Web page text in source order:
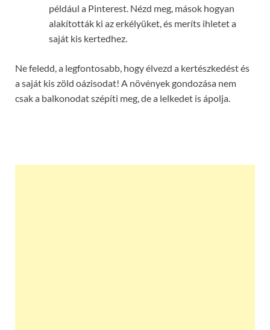
például a Pinterest. Nézd meg, mások hogyan
alakították ki az erkélyüket, és meríts ihletet a
saját kis kertedhez.
Ne feledd, a legfontosabb, hogy élvezd a kertészkedést és
a saját kis zöld oázisodat! A növények gondozása nem
csak a balkonodat szépíti meg, de a lelkedet is ápolja.